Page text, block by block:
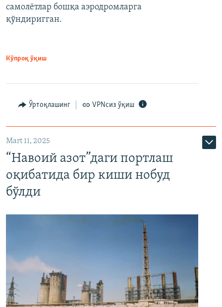
самолётлар бошқа аэродромларга
қўндиригган.
Кўпроқ ўқиш
Ўртоқлашинг VPNсиз ўқиш
Mart 11, 2025
“Навоий азот”даги портлаш
оқибатида бир киши нобуд
бўлди